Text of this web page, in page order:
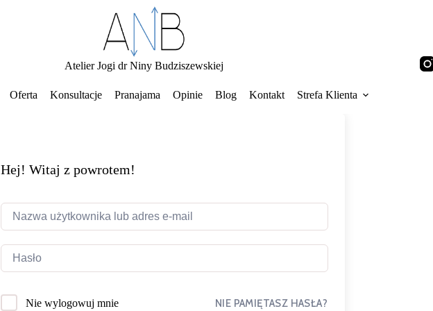
Atelier Jogi dr Niny Budziszewskiej
Oferta Konsultacje Pranajama Opinie Blog Kontakt Strefa Klienta
Hej! Witaj z powrotem!
Nie wylogowuj mnie NIE PAMIĘTASZ HASŁA?